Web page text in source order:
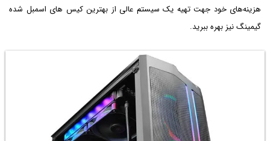
هزینه‌های خود جهت تهیه یک سیستم عالی از بهترین کیس های اسمبل شده
گیمینگ نیز بهره ببرید.